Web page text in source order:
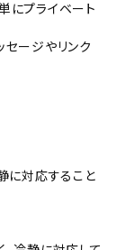
にプライベート
セージやリンク
に対応すること